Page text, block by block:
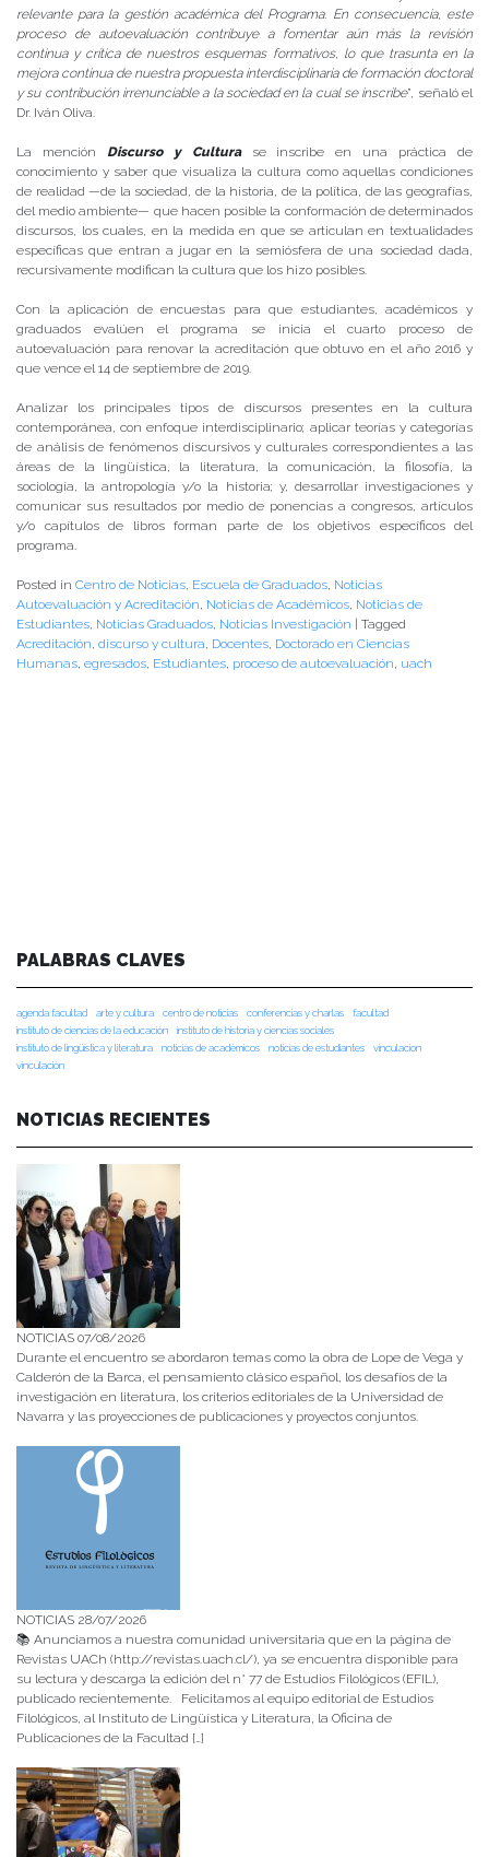
relevante para la gestión académica del Programa. En consecuencia, este
proceso de autoevaluación contribuye a fomentar aún más la revisión
continua y crítica de nuestros esquemas formativos, lo que trasunta en la
mejora continua de nuestra propuesta interdisciplinaria de formación doctoral
y su contribución irrenunciable a la sociedad en la cual se inscribe”, señaló el
Dr. Iván Oliva.
La mención Discurso y Culturase inscribe en una práctica de
conocimiento y saber que visualiza la cultura como aquellas condiciones
de realidad —de la sociedad, de la historia, de la política, de las geografías,
del medio ambiente— que hacen posible la conformación de determinados
discursos, los cuales, en la medida en que se articulan en textualidades
específicas que entran a jugar en la semiósfera de una sociedad dada,
recursivamente modifican la cultura que los hizo posibles.
Con la aplicación de encuestas para que estudiantes, académicos y
graduados evalúen el programa se inicia el cuarto proceso de
autoevaluación para renovar la acreditación que obtuvo en el año 2016 y
que vence el 14 de septiembre de 2019.
Analizar los principales tipos de discursos presentes en la cultura
contemporánea, con enfoque interdisciplinario; aplicar teorías y categorías
de análisis de fenómenos discursivos y culturales correspondientes a las
áreas de la lingüística, la literatura, la comunicación, la filosofía, la
sociología, la antropología y/o la historia; y, desarrollar investigaciones y
comunicar sus resultados por medio de ponencias a congresos, artículos
y/o capítulos de libros forman parte de los objetivos específicos del
programa.
Posted in Centro de Noticias, Escuela de Graduados, Noticias
Autoevaluación y Acreditación, Noticias de Académicos, Noticias de
Estudiantes, Noticias Graduados, Noticias Investigación | Tagged
Acreditación, discurso y cultura, Docentes, Doctorado en Ciencias
Humanas, egresados, Estudiantes, proceso de autoevaluación, uach
PALABRAS CLAVES
agenda facultad arte y cultura centro de noticias conferencias y charlas
facultad
instituto de ciencias de la educación
instituto de historia y ciencias sociales
instituto de lingüística y literatura
noticias de académicos noticias de estudiantes
vinculacion
vinculación
NOTICIAS RECIENTES
NOTICIAS 07/08/2026
Durante el encuentro se abordaron temas como la obra de Lope de Vega y
Calderón de la Barca, el pensamiento clásico español, los desafíos de la
investigación en literatura, los criterios editoriales de la Universidad de
Navarra y las proyecciones de publicaciones y proyectos conjuntos.
NOTICIAS 28/07/2026
📚 Anunciamos a nuestra comunidad universitaria que en la página de
Revistas UACh (http://revistas.uach.cl/), ya se encuentra disponible para
su lectura y descarga la edición del n° 77 de Estudios Filológicos (EFIL),
publicado recientemente. Felicitamos al equipo editorial de Estudios
Filológicos, al Instituto de Lingüística y Literatura, la Oficina de
Publicaciones de la Facultad […]